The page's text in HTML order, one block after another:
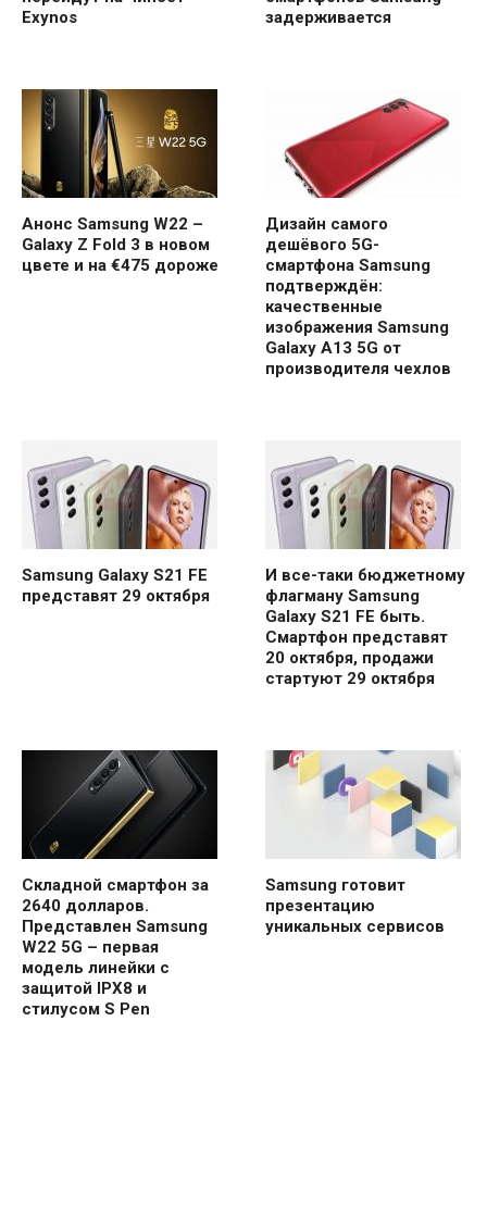
Exynos
задерживается
Анонс Samsung W22 –
Galaxy Z Fold 3 в новом
цвете и на €475 дороже
Дизайн самого
дешёвого 5G-
смартфона Samsung
подтверждён:
качественные
изображения Samsung
Galaxy A13 5G от
производителя чехлов
Samsung Galaxy S21 FE
представят 29 октября
И все-таки бюджетному
флагману Samsung
Galaxy S21 FE быть.
Смартфон представят
20 октября, продажи
стартуют 29 октября
Складной смартфон за
2640 долларов.
Представлен Samsung
W22 5G – первая
модель линейки с
защитой IPX8 и
стилусом S Pen
Samsung готовит
презентацию
уникальных сервисов